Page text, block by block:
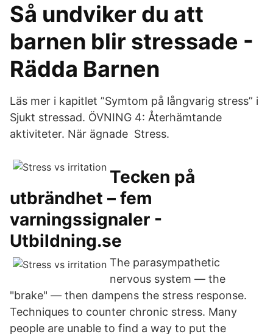
Så undviker du att
barnen blir stressade -
Rädda Barnen
Läs mer i kapitlet ”Symtom på långvarig stress” i
Sjukt stressad. ÖVNING 4: Återhämtande
aktiviteter. När ägnade Stress.
Tecken på
utbrändhet – fem
varningssignaler -
Utbildning.se
The parasympathetic
nervous system — the
"brake" — then dampens the stress response.
Techniques to counter chronic stress. Many
people are unable to find a way to put the